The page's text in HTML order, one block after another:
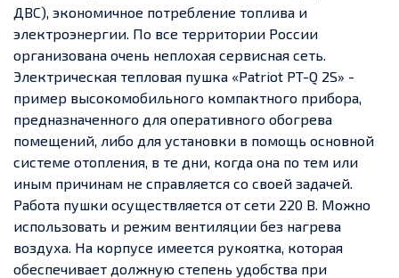
ДВС), экономичное потребление топлива и
электроэнергии. По все территории России
организована очень неплохая сервисная сеть.
Электрическая тепловая пушка «Patriot PT-Q 2S» -
пример высокомобильного компактного прибора,
предназначенного для оперативного обогрева
помещений, либо для установки в помощь основной
системе отопления, в те дни, когда она по тем или
иным причинам не справляется со своей задачей.
Работа пушки осуществляется от сети 220 В. Можно
использовать и режим вентиляции без нагрева
воздуха. На корпусе имеется рукоятка, которая
обеспечивает должную степень удобства при